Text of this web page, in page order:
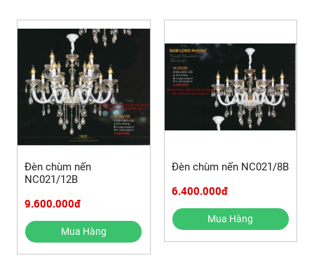
Đèn chùm nến
NC021/12B
9.600.000đ
Mua Hàng
Đèn chùm nến NC021/8B
6.400.000đ
Mua Hàng